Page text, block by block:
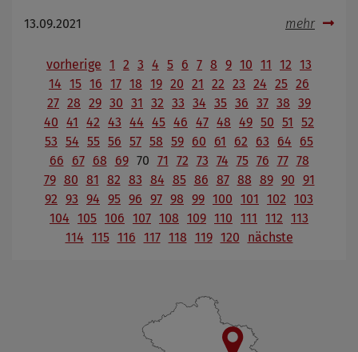
13.09.2021 mehr
vorherige 1 2 3 4 5 6 7 8 9 10 11 12 13
14 15 16 17 18 19 20 21 22 23 24 25 26
27 28 29 30 31 32 33 34 35 36 37 38 39
40 41 42 43 44 45 46 47 48 49 50 51
52
53 54 55 56 57 58 59 60 61 62 63 64
65
66
67 68 69 70 71 72 73 74 75 76 77 78
79 80 81 82 83 84 85 86 87 88 89 90 91
92 93 94 95 96 97 98 99 100 101 102 103
104 105 106 107 108 109 110 111 112 113
114 115 116 117 118 119 120 nächste